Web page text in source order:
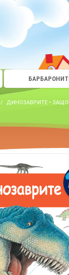
/ ДИНОЗАВРИТЕ •